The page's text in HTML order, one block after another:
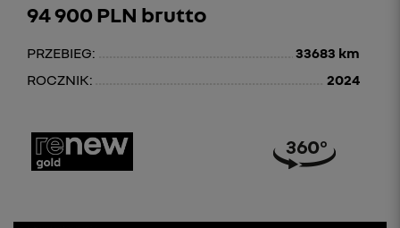
94 900 PLN brutto
PRZEBIEG:
33683 km
ROCZNIK:
2024